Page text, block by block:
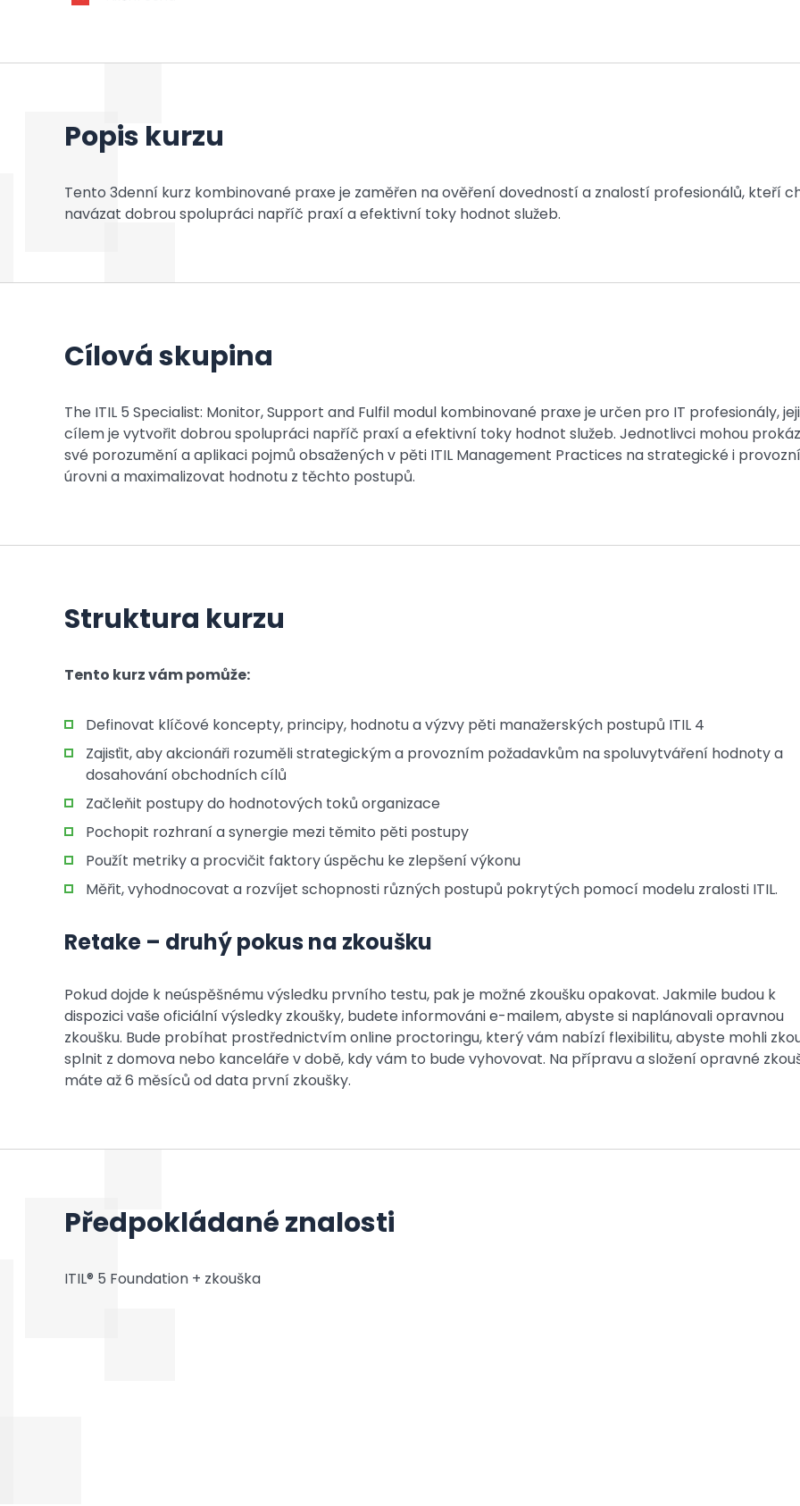
Popis kurzu
Tento 3denní kurz kombinované praxe je zaměřen na ověření dovedností a znalostí profesionálů, kteří
navázat dobrou spolupráci napříč praxí a efektivní toky hodnot služeb.
Cílová skupina
The ITIL 5 Specialist: Monitor, Support and Fulfil modul kombinované praxe je určen pro IT profesionály,
cílem je vytvořit dobrou spolupráci napříč praxí a efektivní toky hodnot služeb. Jednotlivci mohou
své porozumění a aplikaci pojmů obsažených v pěti ITIL Management Practices na strategické i provozní
úrovni a maximalizovat hodnotu z těchto postupů.
Struktura kurzu
Tento kurz vám pomůže:
Definovat klíčové koncepty, principy, hodnotu a výzvy pěti manažerských postupů ITIL 4
Zajisťit, aby akcionáři rozuměli strategickým a provozním požadavkům na spoluvytváření hodnoty a
dosahování obchodních cílů
Začleňit postupy do hodnotových toků organizace
Pochopit rozhraní a synergie mezi těmito pěti postupy
Použít metriky a procvičit faktory úspěchu ke zlepšení výkonu
Měřit, vyhodnocovat a rozvíjet schopnosti různých postupů pokrytých pomocí modelu zralosti ITIL.
Retake – druhý pokus na zkoušku
Pokud dojde k neúspěšnému výsledku prvního testu, pak je možné zkoušku opakovat. Jakmile budou k
dispozici vaše oficiální výsledky zkoušky, budete informováni e-mailem, abyste si naplánovali opravnou
zkoušku. Bude probíhat prostřednictvím online proctoringu, který vám nabízí flexibilitu, abyste mohli
splnit z domova nebo kanceláře v době, kdy vám to bude vyhovovat. Na přípravu a složení opravné
máte až 6 měsíců od data první zkoušky.
Předpokládané znalosti
ITIL® 5 Foundation + zkouška